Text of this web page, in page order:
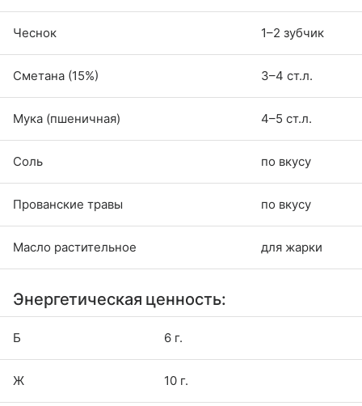
Чеснок 1–2 зубчик
Сметана (15%) 3–4 ст.л.
Мука (пшеничная) 4–5 ст.л.
Соль по вкусу
Прованские травы по вкусу
Масло растительное для жарки
Энергетическая ценность:
Б 6 г.
Ж 10 г.